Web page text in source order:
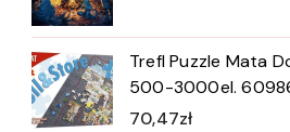
Trefl Puzzle Mata
500-3000el.
70,47zł